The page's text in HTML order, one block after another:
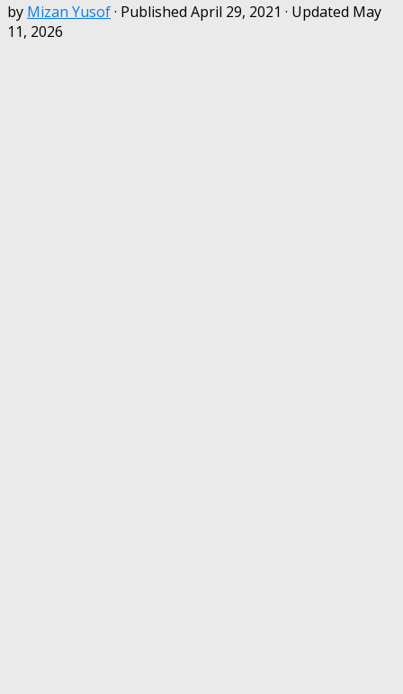
by Mizan Yusof· Published April 29, 2021 · Updated May
11, 2026